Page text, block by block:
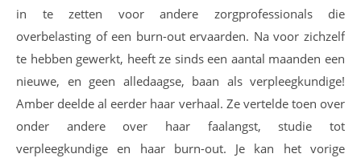
in te zetten voor andere zorgprofessionals die
overbelasting of een burn-out ervaarden. Na voor zichzelf
te hebben gewerkt, heeft ze sinds een aantal maanden een
nieuwe, en geen alledaagse, baan als verpleegkundige!
Amber deelde al eerder haar verhaal. Ze vertelde toen over
onder andere over haar faalangst, studie tot
verpleegkundige en haar burn-out. Je kan het vorige